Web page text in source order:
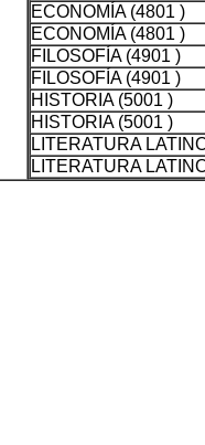
ECONOMÍA (4801 )
ECONOMÍA (4801 )
FILOSOFÍA (4901 )
FILOSOFÍA (4901 )
HISTORIA (5001 )
HISTORIA (5001 )
LITERATURA
LITERATURA